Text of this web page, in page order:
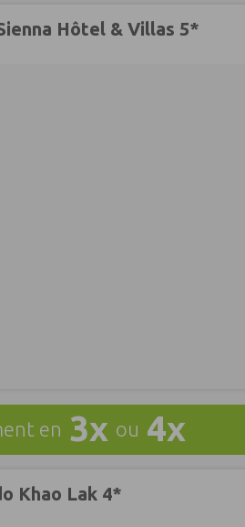
Hôtel & Villas 5*
en 3x ou 4x
Khao Lak 4*